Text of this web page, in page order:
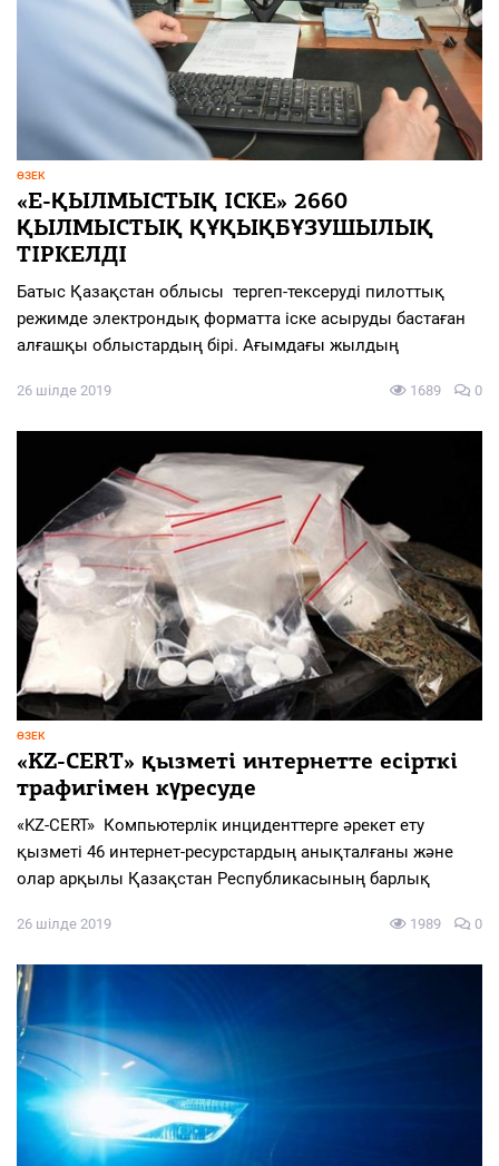
ӨЗЕК
«Е-ҚЫЛМЫСТЫҚ ІСКЕ» 2660
ҚЫЛМЫСТЫҚ ҚҰҚЫҚБҰЗУШЫЛЫҚ
ТІРКЕЛДІ
Батыс Қазақстан облысы тергеп-тексеруді пилоттық
режимде электрондық форматта іске асыруды бастаған
алғашқы облыстардың бірі. Ағымдағы жылдың
26 шілде 2019 1689 0
ӨЗЕК
«KZ-CERT» қызметі интернетте есірткі
трафигімен күресуде
«KZ-CERT» Компьютерлік инциденттерге әрекет ету
қызметі 46 интернет-ресурстардың анықталғаны және
олар арқылы Қазақстан Республикасының барлық
26 шілде 2019 1989 0